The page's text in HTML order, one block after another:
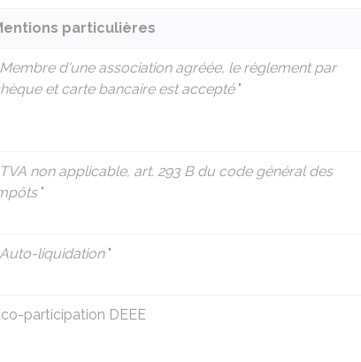
particulières
Membre d'une association agréée, le règlement par
et carte bancaire est accepté"
TVA non applicable, art. 293 B du code général des
"
Auto-liquidation"
participation DEEE